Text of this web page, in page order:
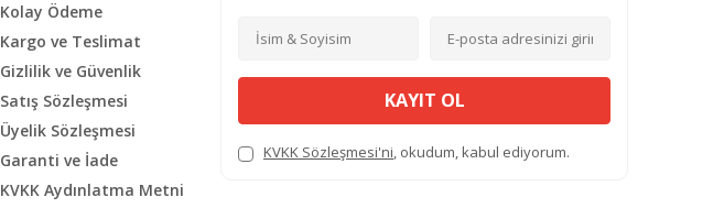
Kolay Ödeme
Kargo ve Teslimat
Gizlilik ve Güvenlik
Satış Sözleşmesi
Üyelik Sözleşmesi
Garanti ve İade
KVKK Aydınlatma Metni
KAYIT OL
KVKK Sözleşmesi'ni, okudum, kabul ediyorum.